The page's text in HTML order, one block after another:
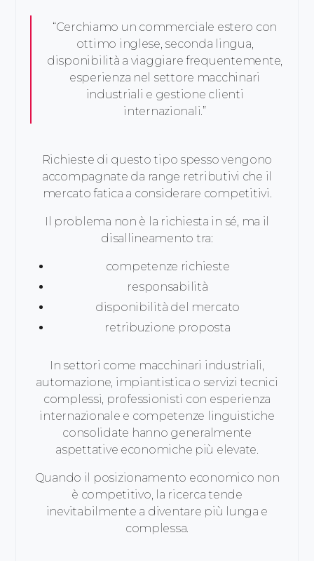
“Cerchiamo un commerciale estero con
ottimo inglese, seconda lingua,
disponibilità a viaggiare frequentemente,
esperienza nel settore macchinari
industriali e gestione clienti
internazionali.”
Richieste di questo tipo spesso vengono
accompagnate da range retributivi che il
mercato fatica a considerare competitivi.
Il problema non è la richiesta in sé, ma il
disallineamento tra:
competenze richieste
responsabilità
disponibilità del mercato
retribuzione proposta
In settori come macchinari industriali,
automazione, impiantistica o servizi tecnici
complessi, professionisti con esperienza
internazionale e competenze linguistiche
consolidate hanno generalmente
aspettative economiche più elevate.
Quando il posizionamento economico non
è competitivo, la ricerca tende
inevitabilmente a diventare più lunga e
complessa.